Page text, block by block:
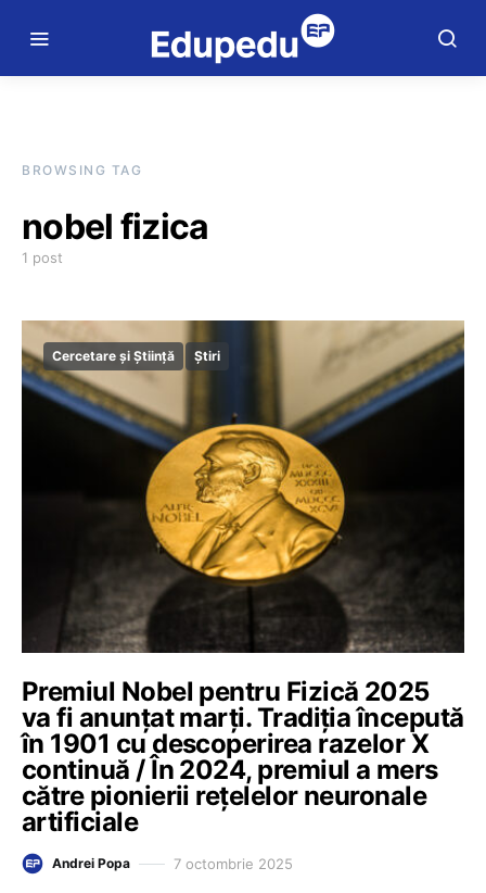
BROWSING TAG
nobel fizica
1 post
Cercetare și Știință Știri
Premiul Nobel pentru Fizică 2025
va fi anunțat marți. Tradiția începută
în 1901 cu descoperirea razelor X
continuă / În 2024, premiul a mers
către pionierii rețelelor neuronale
artificiale
Andrei Popa 7 octombrie 2025